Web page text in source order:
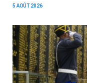
5 AOÛT 2026